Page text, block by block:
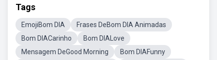
Tags
EmojiBom DIA
Frases DeBom DIA Animadas
Bom DIACarinho
Bom DIALove
Mensagem DeGood Morning
Bom DIAFunny